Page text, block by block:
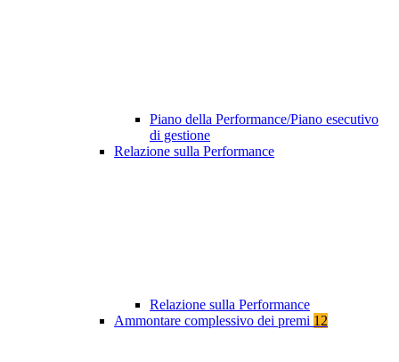
Piano della Performance/Piano esecutivo
di gestione
Relazione sulla Performance
Relazione sulla Performance
Ammontare complessivo dei premi 12